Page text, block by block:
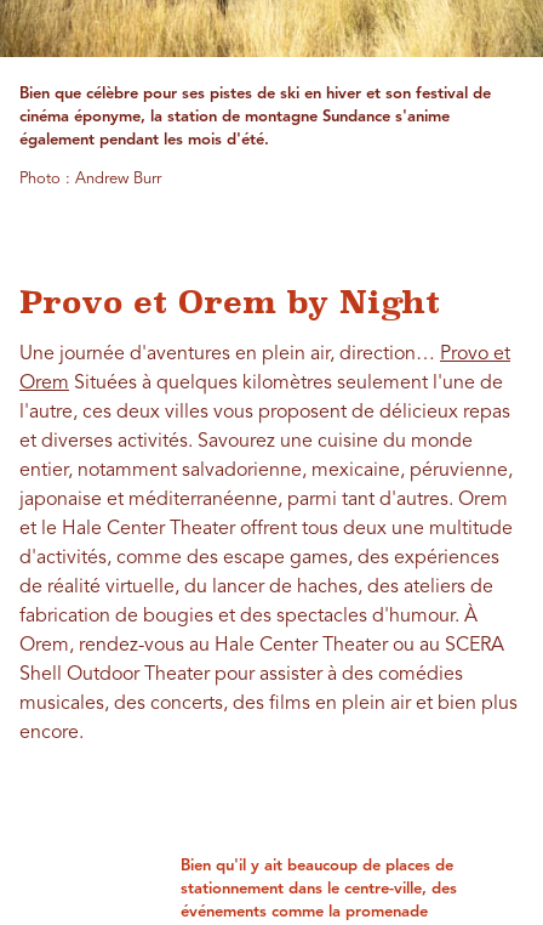
Bien que célèbre pour ses pistes de ski en hiver et son festival de
cinéma éponyme, la station de montagne Sundance s'anime
également pendant les mois d'été.
Photo : Andrew Burr
Provo et Orem by Night
Une journée d'aventures en plein air, direction… Provo et
Orem Situées à quelques kilomètres seulement l'une de
l'autre, ces deux villes vous proposent de délicieux repas
et diverses activités. Savourez une cuisine du monde
entier, notamment salvadorienne, mexicaine, péruvienne,
japonaise et méditerranéenne, parmi tant d'autres. Orem
et le Hale Center Theater offrent tous deux une multitude
d'activités, comme des escape games, des expériences
de réalité virtuelle, du lancer de haches, des ateliers de
fabrication de bougies et des spectacles d'humour. À
Orem, rendez-vous au Hale Center Theater ou au SCERA
Shell Outdoor Theater pour assister à des comédies
musicales, des concerts, des films en plein air et bien plus
encore.
Bien qu'il y ait beaucoup de places de
stationnement dans le centre-ville, des
événements comme la promenade